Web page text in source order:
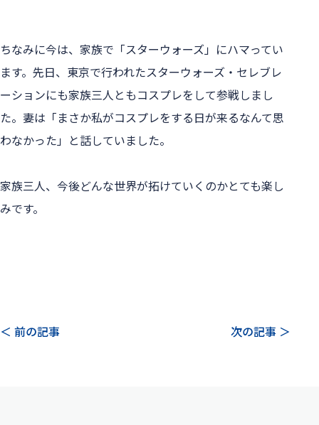
ちなみに今は、家族で「スターウォーズ」にハマってい
ます。先日、東京で行われたスターウォーズ・セレブレ
ーションにも家族三人ともコスプレをして参戦しまし
た。妻は「まさか私がコスプレをする日が来るなんて思
わなかった」と話していました。
家族三人、今後どんな世界が拓けていくのかとても楽し
みです。
＜ 前の記事 次の記事 ＞